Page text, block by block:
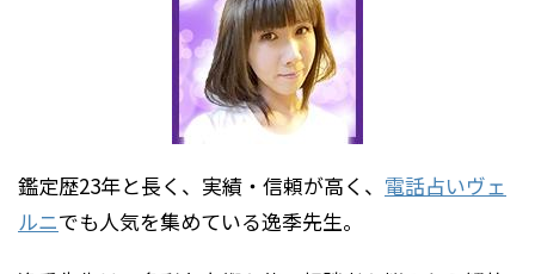
鑑定歴23年と長く、実績・信頼が高く、 電話占いヴェ
ルニでも人気を集めている逸季先生。